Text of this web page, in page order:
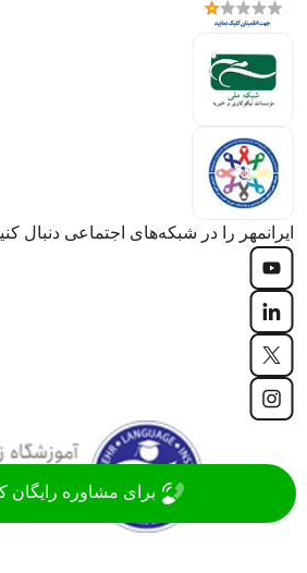
ایرانمهر را در شبکه‌های اجتماعی دنبال
برای مشاوره رایگان